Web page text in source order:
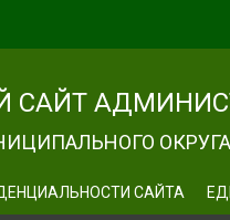
САЙТ
САЙТА